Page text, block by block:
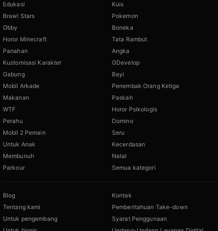
Edukasi
Brawl Stars
Obby
Horor Minecraft
Panahan
Kustomisasi Karakter
Gabung
Mobil Arkade
Makanan
WTF
Perahu
Mobil 2 Pemain
Untuk Anak
Membunuh
Parkour
Kuis
Pokemon
Boneka
Tata Rambut
Angka
GDevelop
Bayi
Penembak Orang Ketiga
Paskah
Horor Psikologis
Domino
Seru
Kecerdasan
Natal
Semua kategori
Blog
Tentang kami
Untuk pengembang
Kontak
Pemberitahuan Take-down
Syarat Penggunaan